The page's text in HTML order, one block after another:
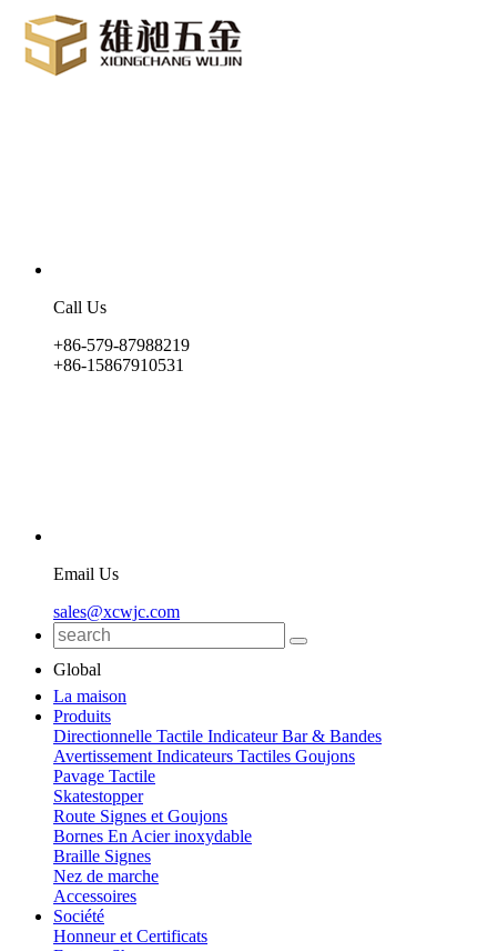
Call Us
+86-579-87988219
+86-15867910531
Email Us
sales@xcwjc.com
Global
La maison
Produits
Directionnelle Tactile Indicateur Bar & Bandes
Avertissement Indicateurs Tactiles Goujons
Pavage Tactile
Skatestopper
Route Signes et Goujons
Bornes En Acier inoxydable
Braille Signes
Nez de marche
Accessoires
Société
Honneur et Certificats